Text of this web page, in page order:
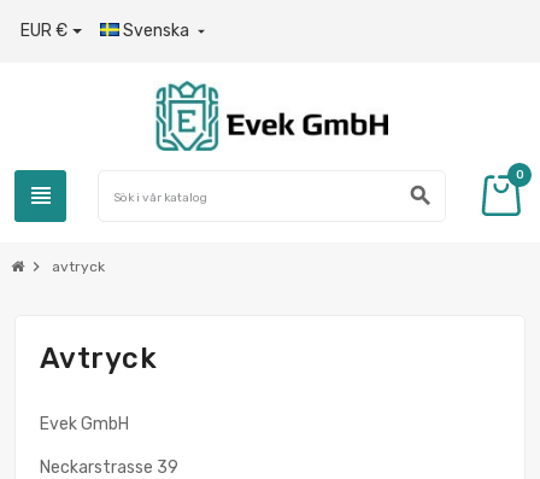
EUR € Svenska 
view_headline search
0
chevron_right avtryck
Avtryck
Evek GmbH
Neckarstrasse 39